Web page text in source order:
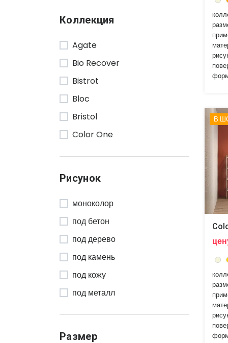
Mirage
Mutina
Ragno
Rako
Refin
Rondine
Self
Tonalite
Vallelunga
Vogue
Коллекция
Agate
Bio Recover
Bistrot
Bloc
Bristol
Color One
Colourline
Corten
Cristalli
Crocotiles
DIN
Des Alpes
Design Industry
Dots
Рисунок
моноколор
под бетон
под дерево
под камень
под кожу
под металл
Размер
В